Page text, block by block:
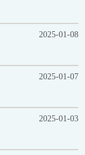
2025-01-08
2025-01-07
2025-01-03